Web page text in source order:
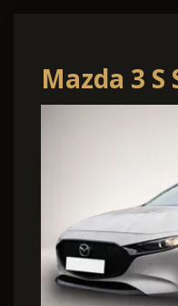
Mazda 3 S
M Hybrid